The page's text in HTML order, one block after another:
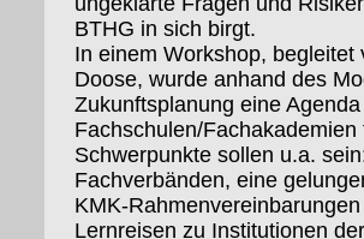
BTHG in sich birgt.
In einem Workshop,
Doose, wurde anhand des
Zukunftsplanung eine
Fachschulen/
Schwerpunkte sollen u.a.
Fachverbänden, eine
KMK-
Lernreisen zu Institutionen